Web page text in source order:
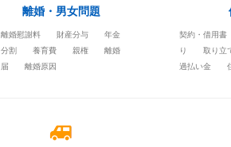
離婚・男女問題
離婚慰謝料 財産分与
年金
分割
養育費 親権
離婚
届
離婚原因
契約・借用書
り
取り立
過払い金